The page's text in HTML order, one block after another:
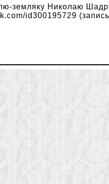
земляку Николаю
id300195729